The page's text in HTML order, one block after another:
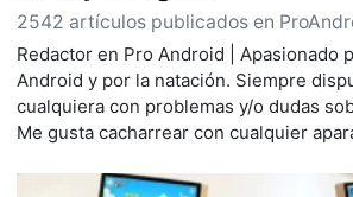
2542 artículos publicados en
Redactor en Pro Android | Apasionado
Android y por la natación. Siempre
cualquiera con problemas y/o dudas
Me gusta cacharrear con cualquier